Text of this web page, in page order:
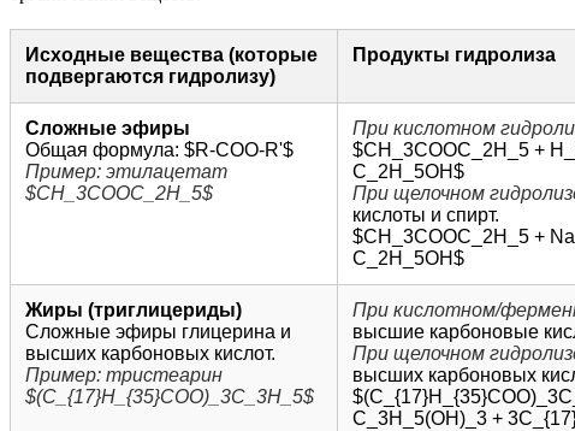
Исходные вещества (которые
подвергаются гидролизу)
Продукты гидролиза
Сложные эфиры
Общая формула: $R-COO-R'$
Пример: этилацетат
$CH_3COOC_2H_5$
При кислотном
$CH_3COOC_2H_5 +
C_2H_5OH$
При щелочном
кислоты и спирт.
$CH_3COOC_2H_5 +
C_2H_5OH$
Жиры (триглицериды)
Сложные эфиры глицерина и
высших карбоновых кислот.
Пример: тристеарин
$(C_{17}H_{35}COO)_3C_3H_5$
При кислотном/
высшие карбоновые
При щелочном
высших карбоновых
C_3H_5(OH)_3 +